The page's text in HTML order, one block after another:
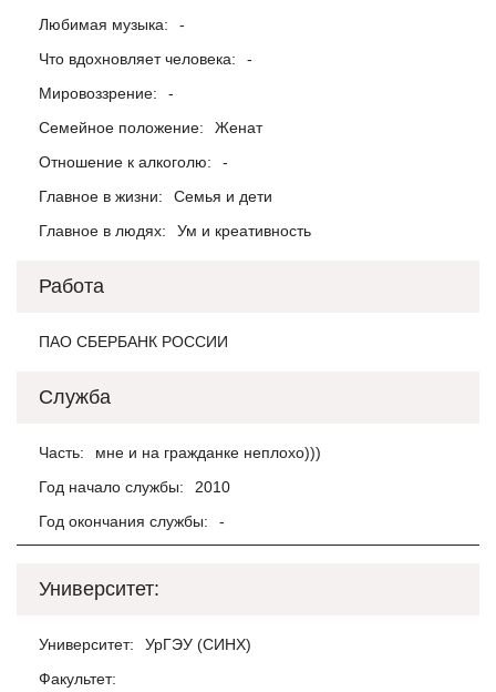
Любимая музыка:
-
Что вдохновляет человека:
-
Мировоззрение:
-
Семейное положение:
Женат
Отношение к алкоголю:
-
Главное в жизни:
Семья и дети
Главное в людях:
Ум и креативность
Работа
ПАО СБЕРБАНК РОССИИ
Служба
Часть:
мне и на гражданке неплохо)))
Год начало службы:
2010
Год окончания службы:
-
Университет:
Университет:
УрГЭУ (СИНХ)
Факультет: